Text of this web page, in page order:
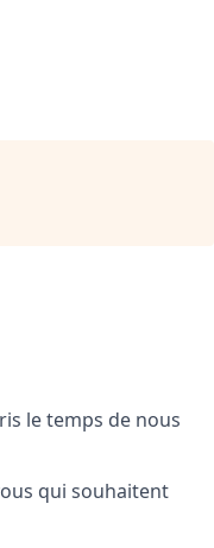
le temps de nous
qui souhaitent